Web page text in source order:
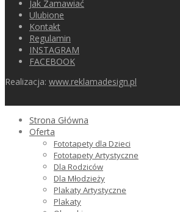
Jak Zamawiać
Ulubione
Kontakt
Regulamin
INSTAGRAM
FACEBOOK
Realizacja: www.reklamadesign.pl
Strona Główna
Oferta
Fototapety dla Dzieci
Fototapety Artystyczne
Dla Rodziców
Dla Młodzieży
Plakaty Artystyczne
Plakaty